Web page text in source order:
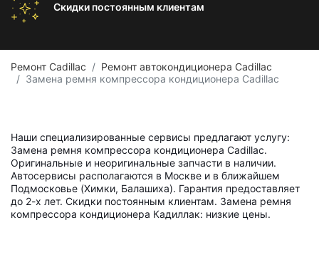
Скидки постоянным клиентам
Ремонт Cadillac
Ремонт автокондиционера Cadillac
Замена ремня компрессора кондиционера Cadillac
Наши специализированные сервисы предлагают услугу:
Замена ремня компрессора кондиционера Cadillac.
Оригинальные и неоригинальные запчасти в наличии.
Автосервисы располагаются в Москве и в ближайшем
Подмосковье (Химки, Балашиха). Гарантия предоставляет
до 2-х лет. Скидки постоянным клиентам. Замена ремня
компрессора кондиционера Кадиллак: низкие цены.